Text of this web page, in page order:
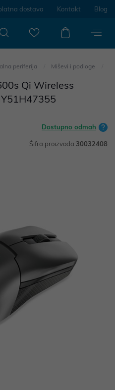
dostava Kontakt Blog
periferija Miševi i podloge
Qi Wireless
Dostupno odmah
Šifra proizvoda:30032408